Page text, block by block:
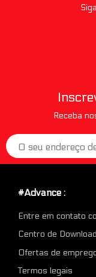
Receba
#Advance :
Entre em contato
Centro de
Ofertas de
Termos legais